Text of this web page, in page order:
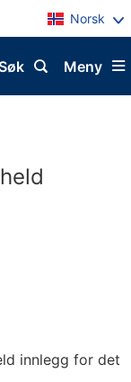
Norsk
Meny
innlegg for det